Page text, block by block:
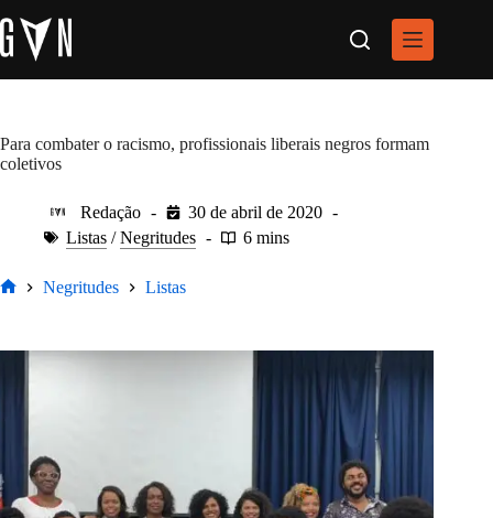
para
o
conteúdo
Para combater o racismo, profissionais liberais negros formam
coletivos
Redação
30 de abril de 2020
Listas /Negritudes 6 mins
Negritudes Listas